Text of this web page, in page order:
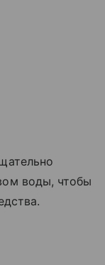
воды, чтобы